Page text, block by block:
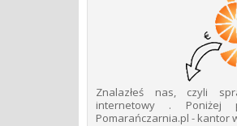
Znalazłeś​​ nas,​ czyli​
internetowy​ .​​ Poniżej​​
Pomarańczarnia.pl​​ -​ kantor​​